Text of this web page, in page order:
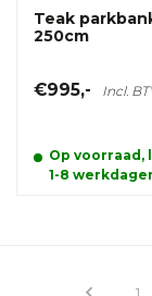
Teak
250cm
€995,- Incl.
Op voorraad,
1-8